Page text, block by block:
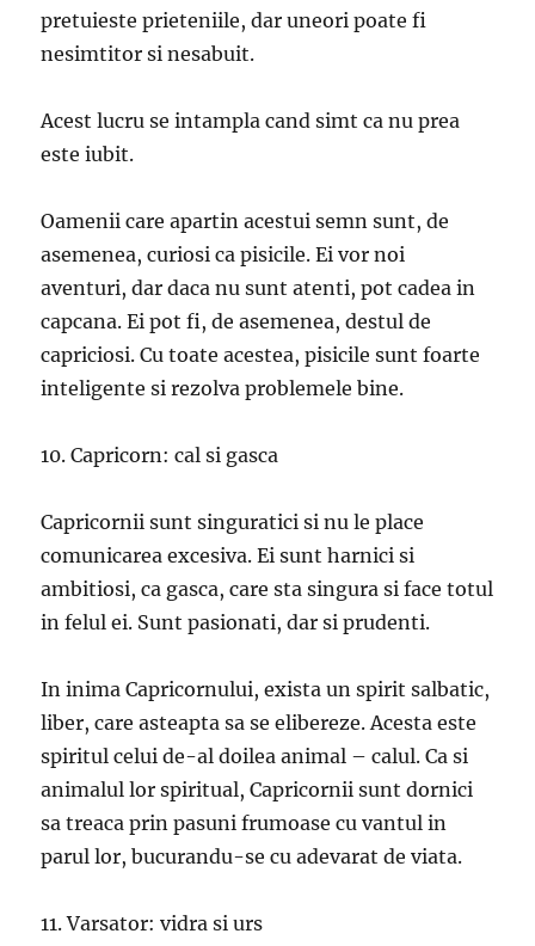
pretuieste prieteniile, dar uneori poate fi
nesimtitor si nesabuit.
Acest lucru se intampla cand simt ca nu prea
este iubit.
Oamenii care apartin acestui semn sunt, de
asemenea, curiosi ca pisicile. Ei vor noi
aventuri, dar daca nu sunt atenti, pot cadea in
capcana. Ei pot fi, de asemenea, destul de
capriciosi. Cu toate acestea, pisicile sunt foarte
inteligente si rezolva problemele bine.
10. Capricorn: cal si gasca
Capricornii sunt singuratici si nu le place
comunicarea excesiva. Ei sunt harnici si
ambitiosi, ca gasca, care sta singura si face totul
in felul ei. Sunt pasionati, dar si prudenti.
In inima Capricornului, exista un spirit salbatic,
liber, care asteapta sa se elibereze. Acesta este
spiritul celui de-al doilea animal – calul. Ca si
animalul lor spiritual, Capricornii sunt dornici
sa treaca prin pasuni frumoase cu vantul in
parul lor, bucurandu-se cu adevarat de viata.
11. Varsator: vidra si urs